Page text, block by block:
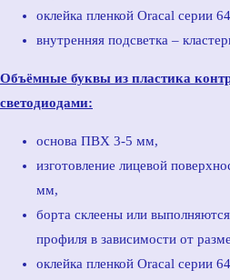
оклейка пленкой Oracal серии
внутренняя подсветка –
Объёмные буквы из пластика
светодиодами:
основа ПВХ 3-5 мм,
изготовление лицевой
мм,
борта склеены или
профиля в зависимости от
оклейка пленкой Oracal серии